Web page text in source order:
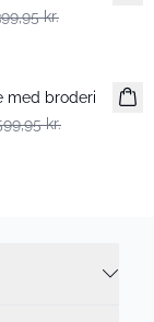
kr.
med broderi
kr.